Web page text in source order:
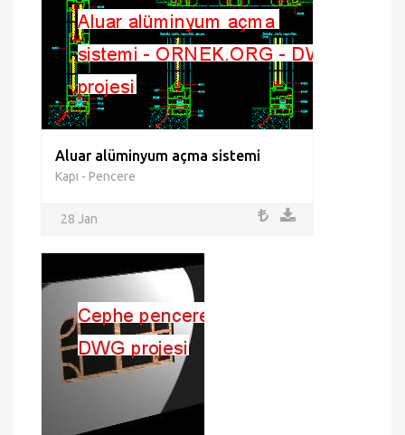
Aluar alüminyum açma sistemi
Kapı - Pencere
28 Jan